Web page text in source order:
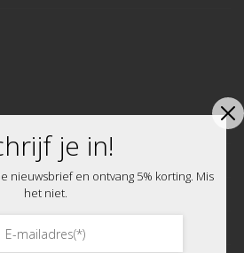
Painting
je in!
nieuwsbrief en ontvang 5% korting. Mis
het niet.